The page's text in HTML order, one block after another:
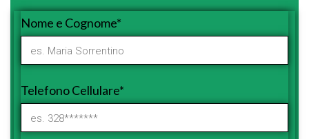
Nome e Cognome*
Telefono Cellulare*